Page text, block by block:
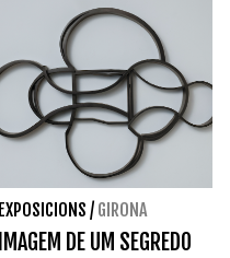
EXPOSICIONS / GIRONA
IMAGEM DE UM SEGREDO